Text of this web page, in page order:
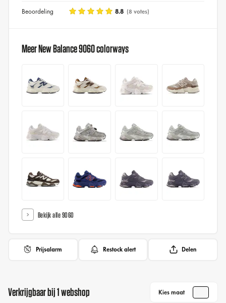
Beoordeling 8.8 (8 votes)
Meer New Balance 9060 colorways
Bekijk alle 9060
Prijsalarm Restock alert Delen
Verkrijgbaar bij 1 webshop Kies maat